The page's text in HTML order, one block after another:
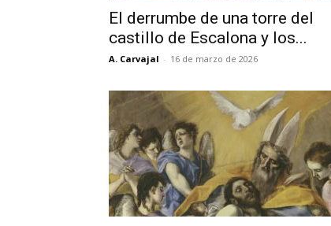
El derrumbe de una torre del
castillo de Escalona y los...
A. Carvajal - 16 de marzo de 2026